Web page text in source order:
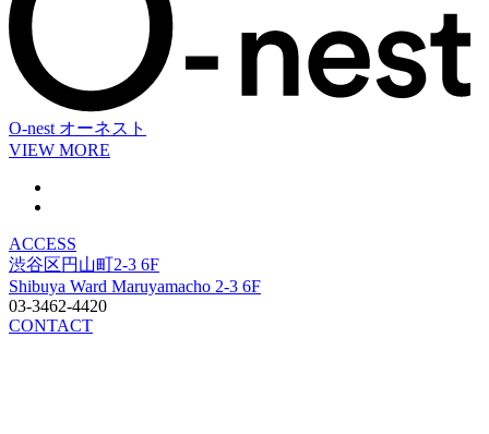
O-nest オーネスト
VIEW MORE
ACCESS
渋谷区円山町2-3 6F
Shibuya Ward Maruyamacho 2-3 6F
03-3462-4420
CONTACT